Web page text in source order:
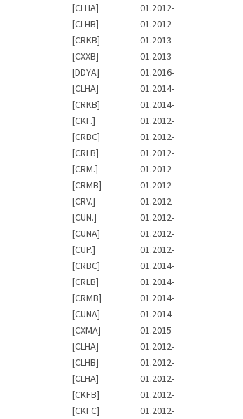
[CLHA]
01.2012-
[CLHB]
01.2012-
[CRKB]
01.2013-
[CXXB]
01.2013-
[DDYA]
01.2016-
[CLHA]
01.2014-
[CRKB]
01.2014-
[CKF.]
01.2012-
[CRBC]
01.2012-
[CRLB]
01.2012-
[CRM.]
01.2012-
[CRMB]
01.2012-
[CRV.]
01.2012-
[CUN.]
01.2012-
[CUNA]
01.2012-
[CUP.]
01.2012-
[CRBC]
01.2014-
[CRLB]
01.2014-
[CRMB]
01.2014-
[CUNA]
01.2014-
[CXMA]
01.2015-
[CLHA]
01.2012-
[CLHB]
01.2012-
[CLHA]
01.2012-
[CKFB]
01.2012-
[CKFC]
01.2012-